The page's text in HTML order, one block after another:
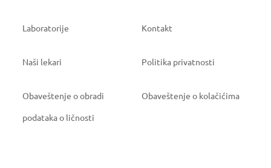
Laboratorije Kontakt
Naši lekari Politika privatnosti
Obaveštenje o obradi
podataka o ličnosti
Obaveštenje o kolačićima